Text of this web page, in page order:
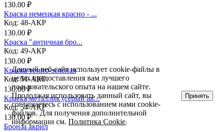
130.00 ₽
Краска немецкая красно - ...
Код: 48-АКР
130.00 ₽
Краска "античная бро...
Код: 49-АКР
130.00 ₽
Краска темно-зеленая
Код: 51-АКР
130.00 ₽
Краска металлик (серый ав...
Код: 54-АКР
130.00 ₽
Бронза акрил
Данный веб-сайт использует cookie-файлы в
целях предоставления вам лучшего
пользовательского опыта на нашем сайте.
Продолжая использовать данный сайт, вы
соглашаетесь с использованием нами cookie-
файлов. Для получения дополнительной
информации см.Политика Cookie.
Принять